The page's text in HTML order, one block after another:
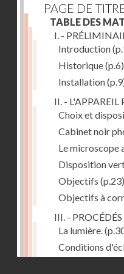
PAGE DE
TABLE DES
I. -
Introduction
Historique(p.6)
Installation
II. -
Choix et
Cabinet noir
Le microscope
Disposition
Objectifs (p.23)
Objectifs à
III. -
La lumière.
Conditions